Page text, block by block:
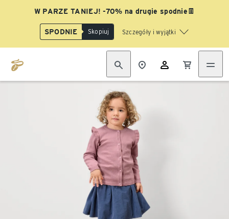
W PARZE TANIEJ! -70% na drugie spodnie👖
SPODNIE Skopiuj Szczegóły i wyjątki